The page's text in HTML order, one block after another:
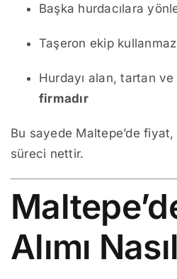
Başka hurdacılara
Taşeron ekip kullanmaz
Hurdayı alan, tartan
firmadır
Bu sayede Maltepe’de
süreci nettir.
Alımı